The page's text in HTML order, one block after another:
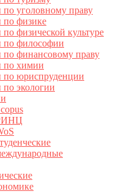
по уголовному праву
по физике
физической культуре
по философии
по финансовому праву
по химии
по юриспруденции
по экологии